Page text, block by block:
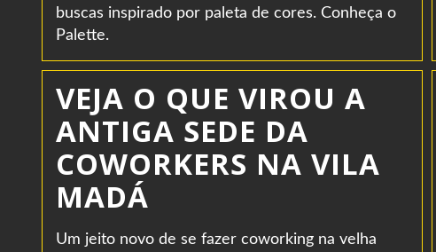
buscas inspirado por paleta de cores. Conheça o
Palette.
VEJA O QUE VIROU A
ANTIGA SEDE DA
COWORKERS NA VILA
MADÁ
Um jeito novo de se fazer coworking na velha